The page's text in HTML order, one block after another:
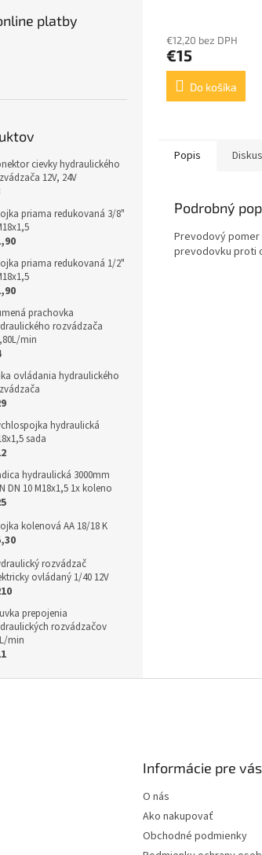
platby
cievky hydraulického
12V, 24V
priama redukovaná 3/8"
priama redukovaná 1/2"
prachovka
rozvádzača
min
ovládania hydraulického
hydraulická
sada
hydraulická 3000mm
DN 10 M18x1,5 1x koleno
kolenová AA 18/18 K
rozvádzač
ovládaný 1/40 12V
prepojenia
rozvádzačov
min
€12,20 bez DPH
€15
Do košíka
Popis
Podrobný
Prevodový
prevodovku proti
Informácie pre vás
O nás
Ako nakupovať
Obchodné podmienky